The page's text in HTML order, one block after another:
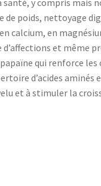
santé, y compris
poids, nettoyage
calcium, en
et même
qui renforce les
d’acides
et à stimuler la